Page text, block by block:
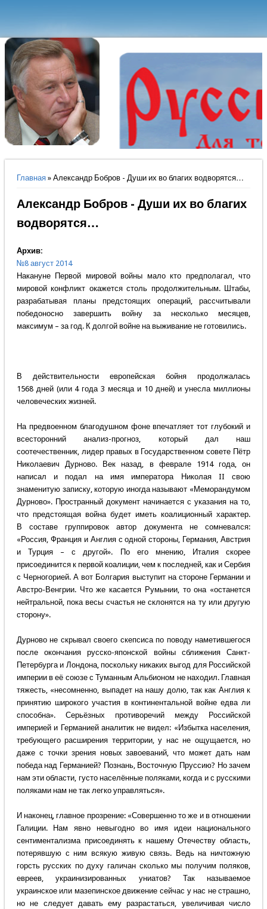
Вы здесь
Главная» Александр Бобров - Души их во благих водворятся…
Александр Бобров - Души их во благих
водворятся…
Архив:
№8 август 2014
Накануне Первой мировой войны мало кто предполагал, что
мировой конфликт окажется столь продолжительным. Штабы,
разрабатывая планы предстоящих операций, рассчитывали
победоносно завершить войну за несколько месяцев,
максимум – за год. К долгой войне на выживание не готовились.
В действительности европейская бойня продолжалась
1568 дней (или 4 года 3 месяца и 10 дней) и унесла миллионы
человеческих жизней.
На предвоенном благодушном фоне впечатляет тот глубокий и
всесторонний анализ-прогноз, который дал наш
соотечественник, лидер правых в Государственном совете Пётр
Николаевич Дурново. Век назад, в феврале 1914 года, он
написал и подал на имя императора Николая II свою
знаменитую записку, которую иногда называют «Меморандумом
Дурново». Пространный документ начинается с указания на то,
что предстоящая война будет иметь коалиционный характер.
В составе группировок автор документа не сомневался:
«Россия, Франция и Англия с одной стороны, Германия, Австрия
и Турция – с другой». По его мнению, Италия скорее
присоединится к первой коалиции, чем к последней, как и Сербия
с Черногорией. А вот Болгария выступит на стороне Германии и
Австро-Венгрии. Что же касается Румынии, то она «останется
нейтральной, пока весы счастья не склонятся на ту или другую
сторону».
Дурново не скрывал своего скепсиса по поводу наметившегося
после окончания русско-японской войны сближения Санкт-
Петербурга и Лондона, поскольку никаких выгод для Российской
империи в её союзе с Туманным Альбионом не находил. Главная
тяжесть, «несомненно, выпадет на нашу долю, так как Англия к
принятию широкого участия в континентальной войне едва ли
способна». Серьёзных противоречий между Российской
империей и Германией аналитик не видел: «Избытка населения,
требующего расширения территории, у нас не ощущается, но
даже с точки зрения новых завоеваний, что может дать нам
победа над Германией? Познань, Восточную Пруссию? Но зачем
нам эти области, густо населённые поляками, когда и с русскими
поляками нам не так легко управляться».
И наконец, главное прозрение: «Совершенно то же и в отношении
Галиции. Нам явно невыгодно во имя идеи национального
сентиментализма присоединять к нашему Отечеству область,
потерявшую с ним всякую живую связь. Ведь на ничтожную
горсть русских по духу галичан сколько мы получим поляков,
евреев, украинизированных униатов? Так называемое
украинское или мазепинское движение сейчас у нас не страшно,
но не следует давать ему разрастаться, увеличивая число